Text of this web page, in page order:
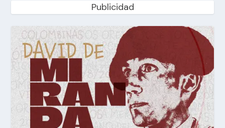
Publicidad